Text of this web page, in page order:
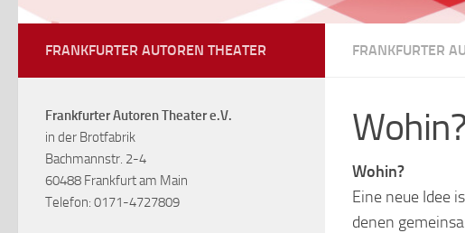
FRANKFURTER
Wohin?
Wohin?
Eine neue Idee
denen
FRANKFURTER AUTOREN THEATER
Frankfurter Autoren Theater e.V.
in der Brotfabrik
Bachmannstr. 2-4
60488 Frankfurt am Main
Telefon: 0171-4727809